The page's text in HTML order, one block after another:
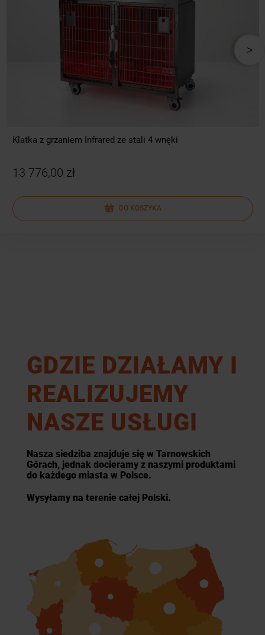
Klatka z grzaniem Infrared ze stali 4 wnęki
13 776,00 zł
DO KOSZYKA
GDZIE DZIAŁAMY I
REALIZUJEMY
NASZE USŁUGI
Nasza siedziba znajduje się w Tarnowskich
Górach, jednak docieramy z naszymi produktami
do każdego miasta w Polsce.
Wysyłamy na terenie całej Polski.